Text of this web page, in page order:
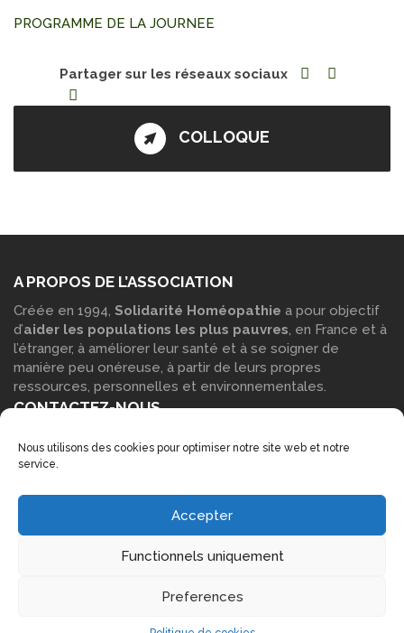
Nous utilisons des cookies pour optimiser notre site web et notre
service.
Accepter
Functionnels uniquement
Preferences
PROGRAMME DE LA JOURNEE
Partager sur les réseaux sociaux
COLLOQUE
A PROPOS DE L’ASSOCIATION
Créée en 1994, Solidarité Homéopathie a pour objectif
d’aider les populations les plus pauvres , en France et à
l’étranger, à améliorer leur santé et à se soigner de
manière peu onéreuse, à partir de leurs propres
ressources, personnelles et environnementales.
CONTACTEZ-NOUS
Solidarité Homéopathie – Maison des associations, Parc
53 Pare-mailà l’aide de notreformulaire de contact.
LIENS COMPLÉMENTAIRES
Mentions légales